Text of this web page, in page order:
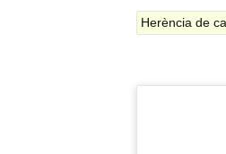
Herència de